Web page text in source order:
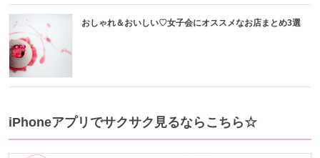
おしゃれ＆おいしい♡女子会にオススメなお店まとめ3選
iPhoneアプリでサクサク見るならこちら☆